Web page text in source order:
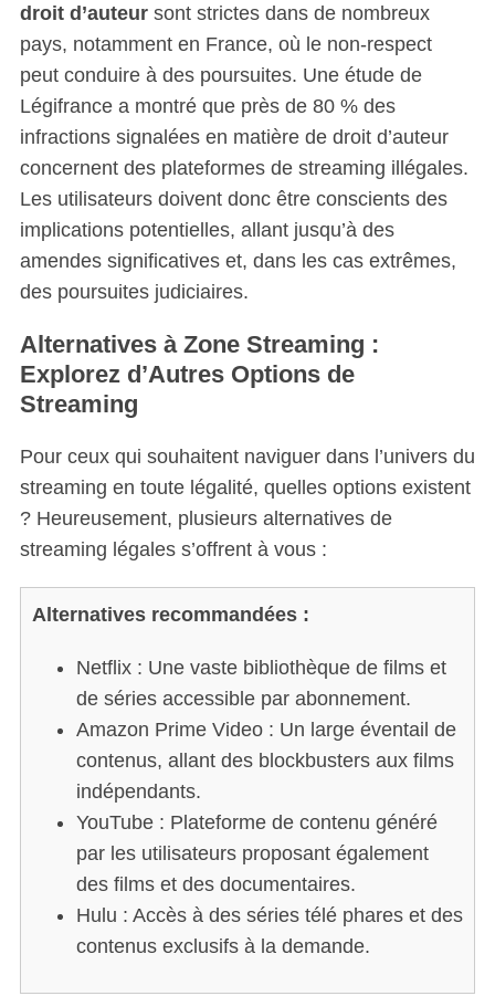
droit d’auteursont strictes dans de nombreux
pays, notamment en France, où le non-respect
peut conduire à des poursuites. Une étude de
Légifrance a montré que près de 80 % des
infractions signalées en matière de droit d’auteur
concernent des plateformes de streaming illégales.
Les utilisateurs doivent donc être conscients des
implications potentielles, allant jusqu’à des
amendes significatives et, dans les cas extrêmes,
des poursuites judiciaires.
Alternatives à Zone Streaming :
Explorez d’Autres Options de
Streaming
Pour ceux qui souhaitent naviguer dans l’univers du
streaming en toute légalité, quelles options existent
? Heureusement, plusieurs alternatives de
streaming légales s’offrent à vous :
Alternatives recommandées :
Netflix : Une vaste bibliothèque de films et
de séries accessible par abonnement.
Amazon Prime Video : Un large éventail de
contenus, allant des blockbusters aux films
indépendants.
YouTube : Plateforme de contenu généré
par les utilisateurs proposant également
des films et des documentaires.
Hulu : Accès à des séries télé phares et des
contenus exclusifs à la demande.